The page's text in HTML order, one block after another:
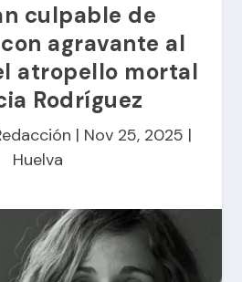
culpable de
agravante al
atropello mortal
Rodríguez
| Nov 25, 2025 |
Huelva